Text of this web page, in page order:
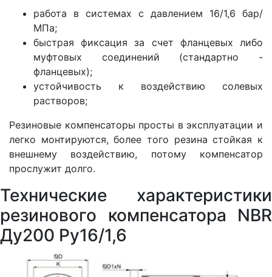
работа в системах с давлением 16/1,6 бар/
МПа;
быстрая фиксация за счет фланцевых либо
муфтовых соединений (стандартно -
фланцевых);
устойчивость к воздействию солевых
растворов;
Резиновые компенсаторы просты в эксплуатации и
легко монтируются, более того резина стойкая к
внешнему воздействию, потому компенсатор
прослужит долго.
Технические характеристики
резинового компенсатора NBR
Ду200 Ру16/1,6